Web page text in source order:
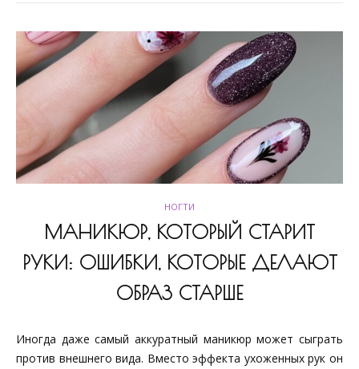
НОГТИ
МАНИКЮР, КОТОРЫЙ СТАРИТ
РУКИ: ОШИБКИ, КОТОРЫЕ ДЕЛАЮТ
ОБРАЗ СТАРШЕ
Иногда даже самый аккуратный маникюр может сыграть
против внешнего вида. Вместо эффекта ухоженных рук он